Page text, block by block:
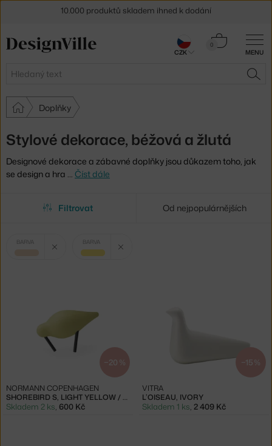
MENU
Hledat
0
Košík
Doplňky
Stylové dekorace, béžová a žlutá
Designové dekorace a zábavné doplňky jsou důkazem toho, jak
se design a hra … Číst dále
Filtrovat Od nejpopulárnějších
Vybrané
BARVA BARVA
žlutá
−20 %
SHOREBIRD S, LIGHT YELLOW / BLACK
NORMANN COPENHAGEN
Skladem 2 ks 600 Kč
−15 %
L’OISEAU, IVORY
VITRA
Skladem 1 ks 2 409 Kč
30 dní na vrácení zbožíCZK